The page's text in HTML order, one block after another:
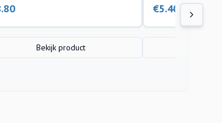
Bekijk product
€5.40